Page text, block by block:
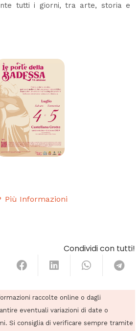
tutti i giorni, tra arte, storia e
Più Informazioni
Condividi con tutti!
raccolte online o dagli
eventuali variazioni di date o
Si consiglia di verificare sempre tramite